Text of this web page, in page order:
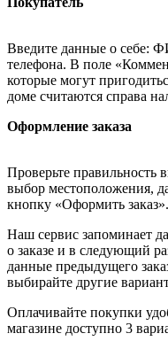
Введите данные о себе:
телефона. В поле
которые могут
доме считаются справа
Оформление заказа
Проверьте правильность
выбор местоположения,
кнопку «Оформить заказ».
Наш сервис запоминает
о заказе и в следующий
данные предыдущего
выбирайте другие
Оплачивайте покупки
магазине доступно 3